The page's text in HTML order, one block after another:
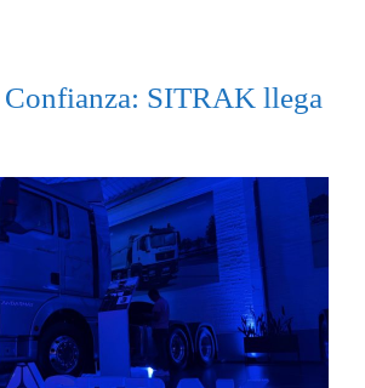
Confianza: SITRAK llega